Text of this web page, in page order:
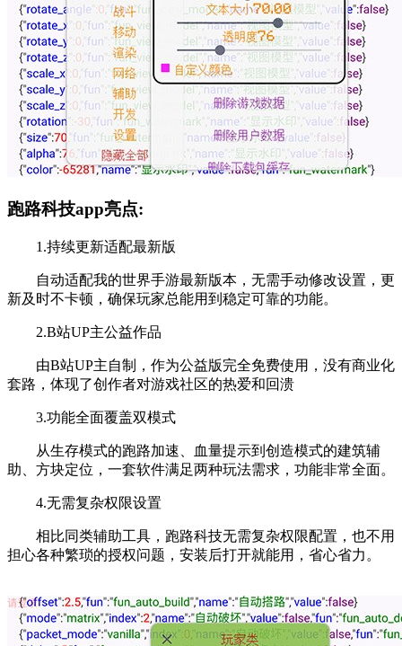
跑路科技app亮点:
1.持续更新适配最新版
自动适配我的世界手游最新版本，无需手动修改设置，更
新及时不卡顿，确保玩家总能用到稳定可靠的功能。
2.B站UP主公益作品
由B站UP主自制，作为公益版完全免费使用，没有商业化
套路，体现了创作者对游戏社区的热爱和回溃
3.功能全面覆盖双模式
从生存模式的跑路加速、血量提示到创造模式的建筑辅
助、方块定位，一套软件满足两种玩法需求，功能非常全面。
4.无需复杂权限设置
相比同类辅助工具，跑路科技无需复杂权限配置，也不用
担心各种繁琐的授权问题，安装后打开就能用，省心省力。